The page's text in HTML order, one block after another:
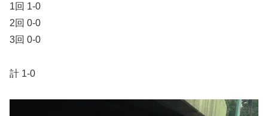
1回 1-0
2回 0-0
3回 0-0
計 1-0